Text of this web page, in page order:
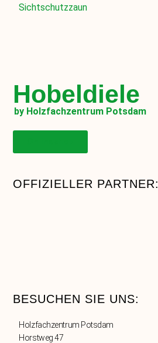
Sichtschutzzaun
Hobeldiele
by Holzfachzentrum Potsdam
OFFIZIELLER PARTNER:
BESUCHEN SIE UNS:
Holzfachzentrum Potsdam
Horstweg 47